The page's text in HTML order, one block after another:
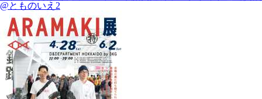
@とものいえ2